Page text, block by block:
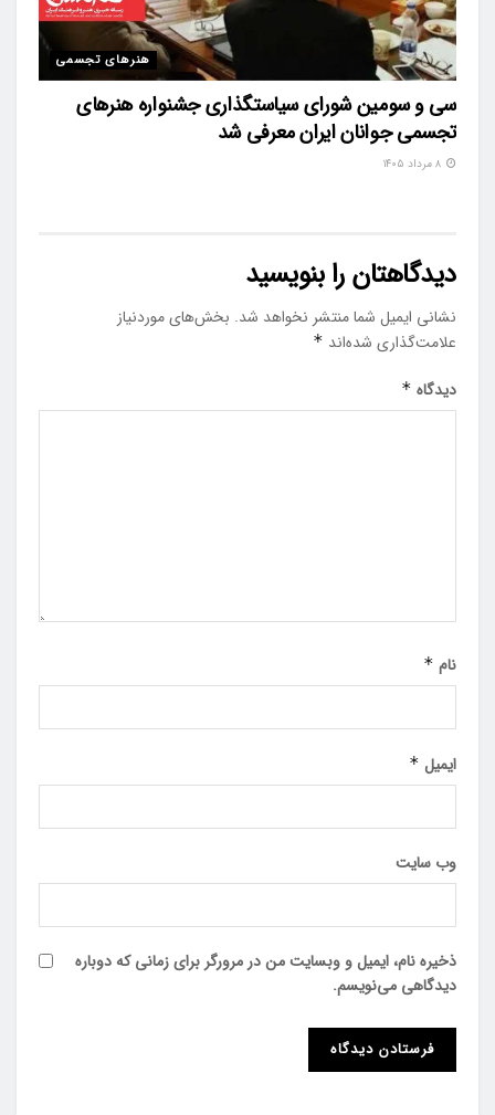
هنرهای تجسمی
سی و سومین شورای سیاستگذاری جشنواره هنرهای
تجسمی جوانان ایران معرفی شد
دیدگاهتان را بنویسید
نشانی ایمیل شما منتشر نخواهد شد. بخش‌های موردنیاز
علامت‌گذاری شده‌اند *
دیدگاه *
نام *
ایمیل *
وب‌ سایت
ذخیره نام، ایمیل و وبسایت من در مرورگر برای زمانی که دوباره
دیدگاهی می‌نویسم.